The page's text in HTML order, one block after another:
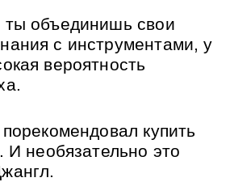
объединишь свои
с инструментами, у
вероятность
купить
И необязательно это